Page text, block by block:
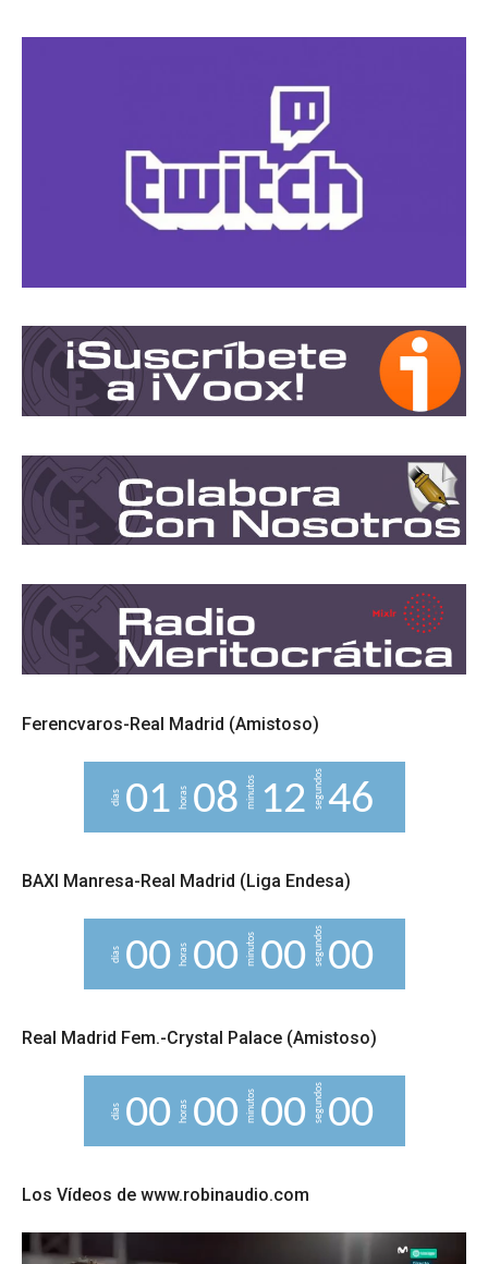
Ferencvaros-Real Madrid (Amistoso)
días 01 horas 08 minutos 12 segundos45
6
BAXI Manresa-Real Madrid (Liga Endesa)
días 00 horas 00 minutos 00segundos00
Real Madrid Fem.-Crystal Palace (Amistoso)
días 00 horas 00 minutos 00segundos00
Los Vídeos de www.robinaudio.com